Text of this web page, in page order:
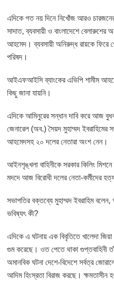
এদিকে গত নয় দিনে নিখোঁজ আরও
সাদাত, ব্যবসায়ী ও বাংলাদেশে বেলারুশের
আহমেদ। ব্যবসায়ী অনিরুদ্ধ রায়কে ফিরে
পরিষদ।
আইএফআইসি ব্যাংকের এভিপি শামীম
কিছু জানা যায়নি।
এদিকে আমিনুরের সন্ধান দাবি করে আজ
জেনারেল (অব.) সৈয়দ মুহাম্মদ ইবরাহিমের
আহমেদসহ ২০ দলের নেতারা অংশ নেন।
আইনশৃঙ্খলা বাহিনীকে সরকার কিলিং
মদদে আজ বিরোধী দলের নেতা-কর্মীদের
সভাপতির বক্তব্যে মুহাম্মদ ইবরাহিম
ভবিষ্যৎ কী?
এদিকে এ ঘটনায় এক বিবৃতিতে খালেদা জিয়া
গুম করেছে। ওত পেতে থাকা গুপ্তবাহিনী
অমানবিক ঘটনা দেশে-বিদেশে সর্বত্র
আদিম হিংস্রতা বিরাজ করছে।